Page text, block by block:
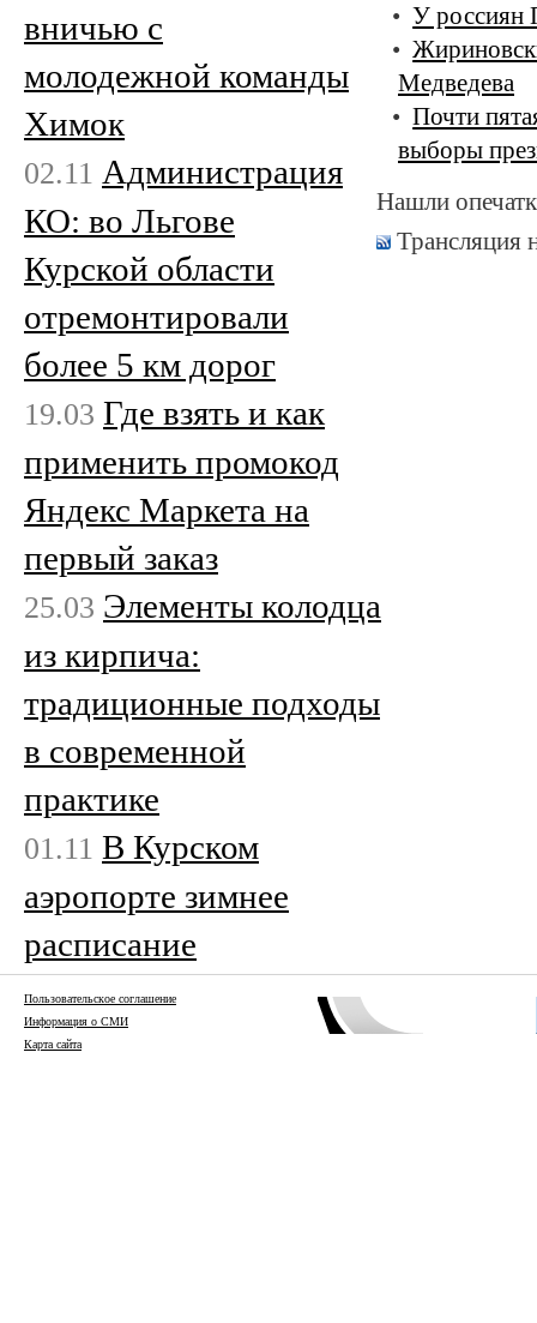
У россиян
Медведева
Почти
выборы
Нашли
Трансляция
вничью с
молодежной команды
Химок
02.11 Администрация
КО: во Льгове
Курской области
отремонтировали
более 5 км дорог
19.03 Где взять и как
применить промокод
Яндекс Маркета на
первый заказ
25.03 Элементы колодца
из кирпича:
традиционные подходы
в современной
практике
01.11 В Курском
аэропорте зимнее
расписание
Пользовательское соглашение
Информация о СМИ
Карта сайта